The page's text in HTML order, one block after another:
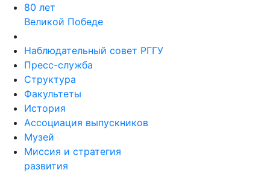
80 лет
Великой Победе
Наблюдательный совет РГГУ
Пресс-служба
Структура
Факультеты
История
Ассоциация выпускников
Музей
Миссия и стратегия
развития